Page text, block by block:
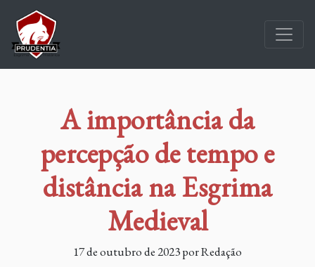
A importância da
percepção de tempo e
distância na Esgrima
Medieval
17 de outubro de 2023 por Redação